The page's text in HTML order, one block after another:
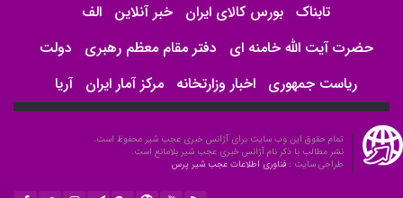
تابناک بورس کالای ایران خبر آنلاین الف
حضرت آیت الله خامنه ای
دفتر مقام معظم رهبری
دولت
ریاست جمهوری اخبار وزارتخانه مرکز آمار ایران آریا
تمام حقوق این وب سایت برای آژانس خبری عجب شیر محفوظ است.
نشر مطالب با ذکر نام آژانس خبری عجب شیر بلامانع است.
طراحی سایت : فناوری اطلاعات عجب شیر پرس